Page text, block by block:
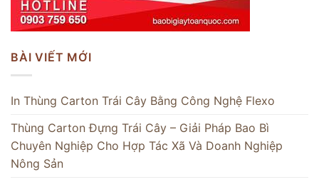
BÀI VIẾT MỚI
In Thùng Carton Trái Cây Bằng Công Nghệ Flexo
Thùng Carton Đựng Trái Cây – Giải Pháp Bao Bì
Chuyên Nghiệp Cho Hợp Tác Xã Và Doanh Nghiệp
Nông Sản